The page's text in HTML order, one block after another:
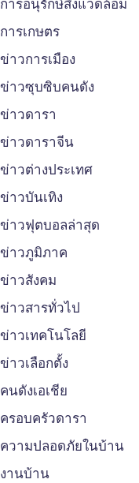
การอนุรักษ์สิ่งแวดล้อม
การเกษตร
ข่าวการเมือง
ข่าวซุบซิบคนดัง
ข่าวดารา
ข่าวดาราจีน
ข่าวต่างประเทศ
ข่าวบันเทิง
ข่าวฟุตบอลล่าสุด
ข่าวภูมิภาค
ข่าวสังคม
ข่าวสารทั่วไป
ข่าวเทคโนโลยี
ข่าวเลือกตั้ง
คนดังเอเชีย
ครอบครัวดารา
ความปลอดภัยในบ้าน
งานบ้าน